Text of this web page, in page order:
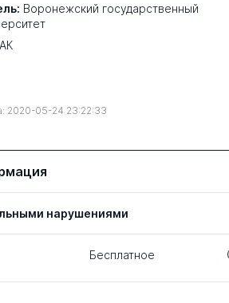
Воронежский государственный
2020-05-24 23:22:33
нарушениями
Бесплатное